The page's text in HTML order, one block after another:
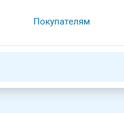
Покупателям